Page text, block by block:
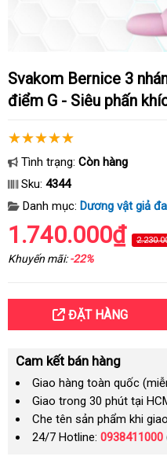
Svakom Bernice 3 nhánh xương rồng kích thích
điểm G - Siêu phấn
Tình trạng: Còn hàng
Sku: 4344
Danh mục: Dương vật giả
1.740.000₫
Khuyến mãi:-22%
ĐẶT HÀNG
Cam kết bán hàng
Giao hàng toàn quốc
Giao trong 30 phút tại
Che tên sản phẩm khi
24/7 Hotline: 0938411000